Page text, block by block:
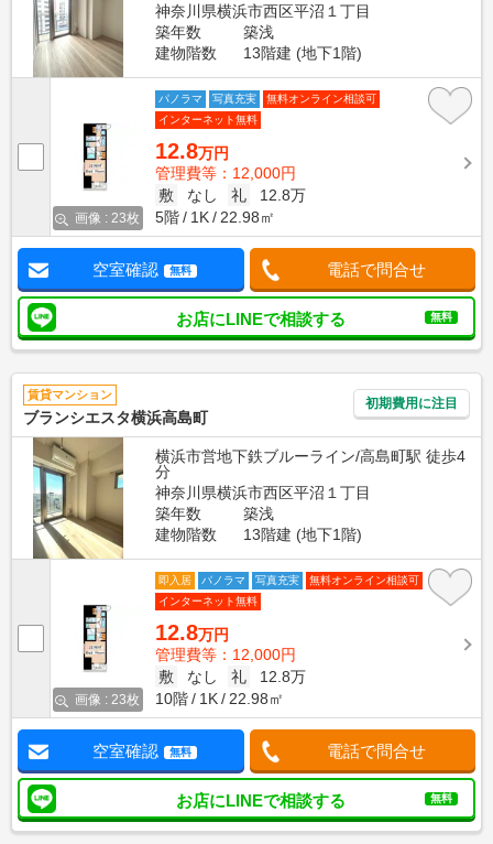
神奈川県横浜市西区平沼１丁目
築年数
築浅
建物階数
13階建 (地下1階)
画像 : 23枚
パノラマ 写真充実
無料オンライン相談可
インターネット無料
12.8万円
管理費等：12,000円
敷
なし 礼
12.8万
5階
1K 22.98㎡
空室確認 無料 電話で問合せ
お店にLINEで相談する 無料
賃貸マンション
ブランシエスタ横浜高島町
初期費用に注目
横浜市営地下鉄ブルーライン/高島町駅 徒歩4
分
神奈川県横浜市西区平沼１丁目
築年数
築浅
建物階数
13階建 (地下1階)
画像 : 23枚
即入居 パノラマ 写真充実
無料オンライン相談可
インターネット無料
12.8万円
管理費等：12,000円
敷
なし 礼
12.8万
10階
1K 22.98㎡
空室確認 無料 電話で問合せ
お店にLINEで相談する 無料